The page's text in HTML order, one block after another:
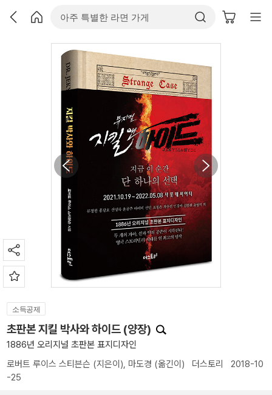
소득공제
초판본 지킬 박사와 하이드 (양장)
1886년 오리지널 초판본 표지디자인
로버트 루이스 스티븐슨 (지은이), 마도경 (옮긴이) 더스토리
2018-10
-25